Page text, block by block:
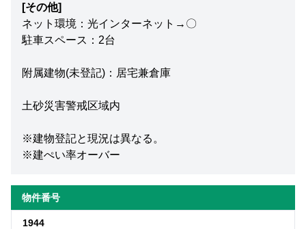
[その他]
ネット環境：光インターネット→〇
駐車スペース：2台
附属建物(未登記)：居宅兼倉庫
土砂災害警戒区域内
※建物登記と現況は異なる。
※建ぺい率オーバー
物件番号
1944